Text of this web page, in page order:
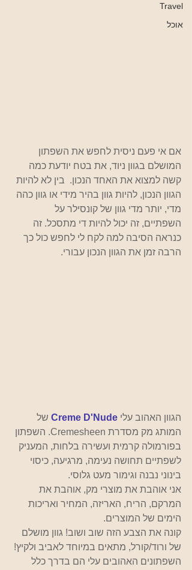
Travel
אוכל
אם אי פעם ניסית לחפש את השפתון
המושלם בגוון ניוד, את בטח יודעת כמה
קשה למצוא את האחד הנכון.  בין לא להיות
הגוון הנכון, להיות גוון בהיר מידי או גוון כהה
מדי, יותר מדי גוון של קונסילר על
השפתיים, זה יכול להיות די מתסכל. זה
כנראה הסיבה למה לקח לי לחפש כול כך
הרבה זמן את הגוון הנכון עבורי.
הגוון האהוב עלי Creme D'Nude של
המותג מק מסדרת Cremesheen. השפתון
בפורמולה קרמית ועשירה בלחות, המעניק
לשפתיים תחושה נעימה, מרגיעה, כיסוי
בינוני נבנה וגימור מעט גלוסי.
אני אוהבת את מוצרי מק, אוהבת את
המרקם, הריח, האריזה, המחיר ואריכות
הימים של המוצרים.
קונה את הצבע הזה שוב ושוב! גוון מושלם
של ורוד/קורל, מתאים במיוחד לאביב ולקיץ!
השפתונים האהובים עלי הם בדרך כלל